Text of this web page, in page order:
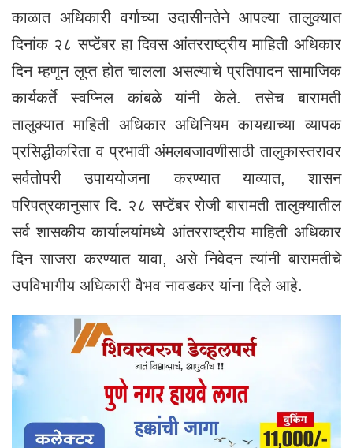
काळात अधिकारी वर्गाच्या उदासीनतेने आपल्या तालुक्यात
दिनांक २८ सप्टेंबर हा दिवस आंतरराष्ट्रीय माहिती अधिकार
दिन म्हणून लूप्त होत चालला असल्याचे प्रतिपादन सामाजिक
कार्यकर्ते स्वप्निल कांबळे यांनी केले. तसेच बारामती
तालुक्यात माहिती अधिकार अधिनियम कायद्याच्या व्यापक
प्रसिद्धीकरिता व प्रभावी अंमलबजावणीसाठी तालुकास्तरावर
सर्वतोपरी उपाययोजना करण्यात याव्यात, शासन
परिपत्रकानुसार दि. २८ सप्टेंबर रोजी बारामती तालुक्यातील
सर्व शासकीय कार्यालयांमध्ये आंतरराष्ट्रीय माहिती अधिकार
दिन साजरा करण्यात यावा, असे निवेदन त्यांनी बारामतीचे
उपविभागीय अधिकारी वैभव नावडकर यांना दिले आहे.